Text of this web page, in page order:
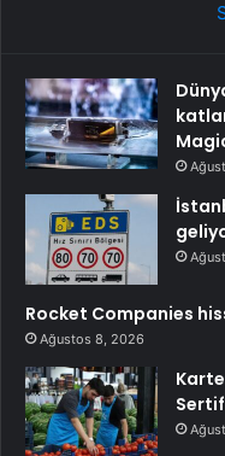
Rocket Companies
Ağustos 8, 2026